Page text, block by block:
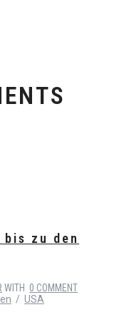
bis zu den
WITH 0 COMMENT
/ USA